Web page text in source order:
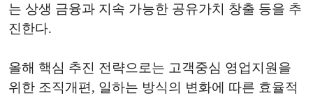
는 상생 금융과 지속 가능한 공유가치 창출 등을 추
진한다.
올해 핵심 추진 전략으로는 고객중심 영업지원을
위한 조직개편, 일하는 방식의 변화에 따른 효율적